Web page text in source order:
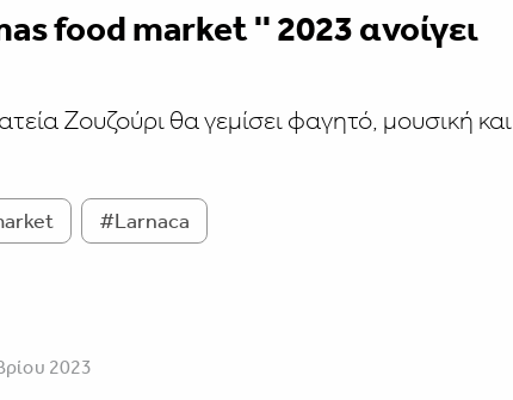
food market '' 2023 ανοίγει
Ζουζούρι θα γεμίσει φαγητό, μουσική και
#Larnaca
2023